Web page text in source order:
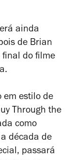
ainda
de Brian
final do filme
em estilo de
Through the
como
década de
passará